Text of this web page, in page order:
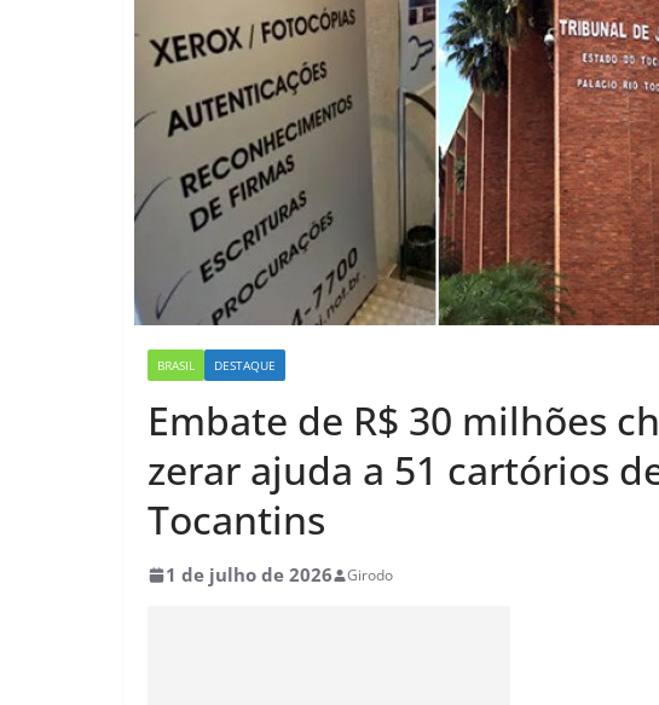
BRASIL DESTAQUE
Embate de R$ 30 milhões
zerar ajuda a 51 cartórios
Tocantins
1 de julho de 2026 Girodo